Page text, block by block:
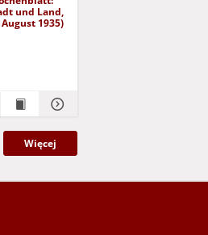
und Land,
August 1935)
Więcej